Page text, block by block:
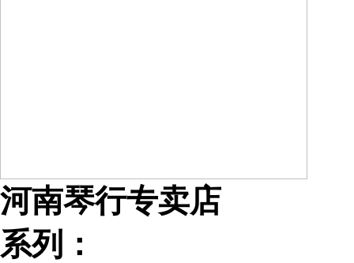
河南琴行专卖店
系列：